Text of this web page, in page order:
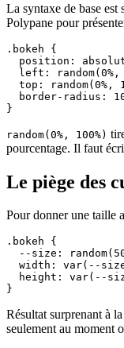
La syntaxe de base est
Polypane pour
.bokeh {
position:
left: random(0%,
top: random(0%,
border-radius:
}
random(0%, 100%)
pourcentage. Il faut
Le piège des
Pour donner une taille
.bokeh {
--size:
width: var(--
height: var(--
}
Résultat surprenant à
seulement au moment